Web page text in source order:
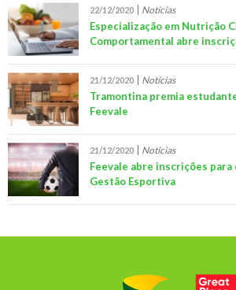
22/12/2020 Notícias
Especialização em Nutrição
Comportamental abre
21/12/2020 Notícias
Tramontina premia
Feevale
21/12/2020 Notícias
Feevale abre inscrições para
Gestão Esportiva